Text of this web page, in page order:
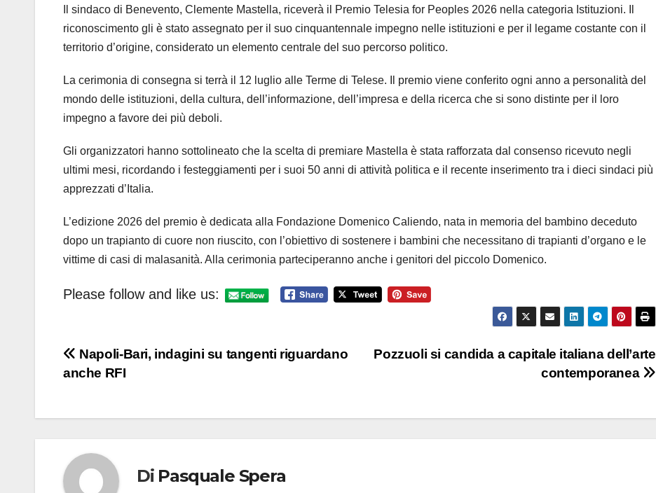
Il sindaco di Benevento, Clemente Mastella, riceverà il Premio Telesia for Peoples 2026 nella categoria Istituzioni. Il
riconoscimento gli è stato assegnato per il suo cinquantennale impegno nelle istituzioni e per il legame costante con il
territorio d’origine, considerato un elemento centrale del suo percorso politico.
La cerimonia di consegna si terrà il 12 luglio alle Terme di Telese. Il premio viene conferito ogni anno a personalità del
mondo delle istituzioni, della cultura, dell’informazione, dell’impresa e della ricerca che si sono distinte per il loro
impegno a favore dei più deboli.
Gli organizzatori hanno sottolineato che la scelta di premiare Mastella è stata rafforzata dal consenso ricevuto negli
ultimi mesi, ricordando i festeggiamenti per i suoi 50 anni di attività politica e il recente inserimento tra i dieci sindaci più
apprezzati d’Italia.
L’edizione 2026 del premio è dedicata alla Fondazione Domenico Caliendo, nata in memoria del bambino deceduto
dopo un trapianto di cuore non riuscito, con l’obiettivo di sostenere i bambini che necessitano di trapianti d’organo e le
vittime di casi di malasanità. Alla cerimonia parteciperanno anche i genitori del piccolo Domenico.
Please follow and like us:
Navigazione
Pozzuoli si candida a capitale italiana dell’arte
contemporanea
Napoli-Bari, indagini su tangenti riguardano
anche RFI
Di Pasquale Spera